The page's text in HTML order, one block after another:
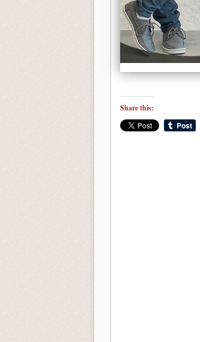
Share this: